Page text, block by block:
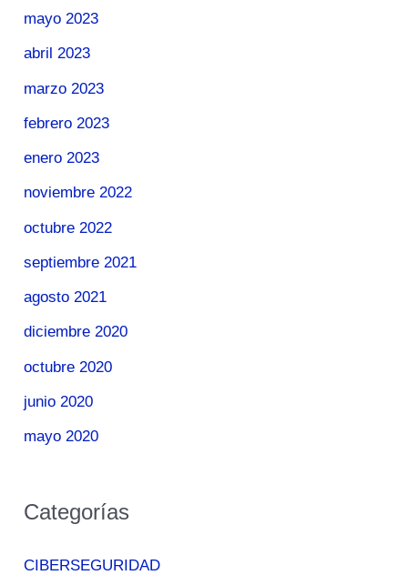
mayo 2023
abril 2023
marzo 2023
febrero 2023
enero 2023
noviembre 2022
octubre 2022
septiembre 2021
agosto 2021
diciembre 2020
octubre 2020
junio 2020
mayo 2020
Categorías
CIBERSEGURIDAD